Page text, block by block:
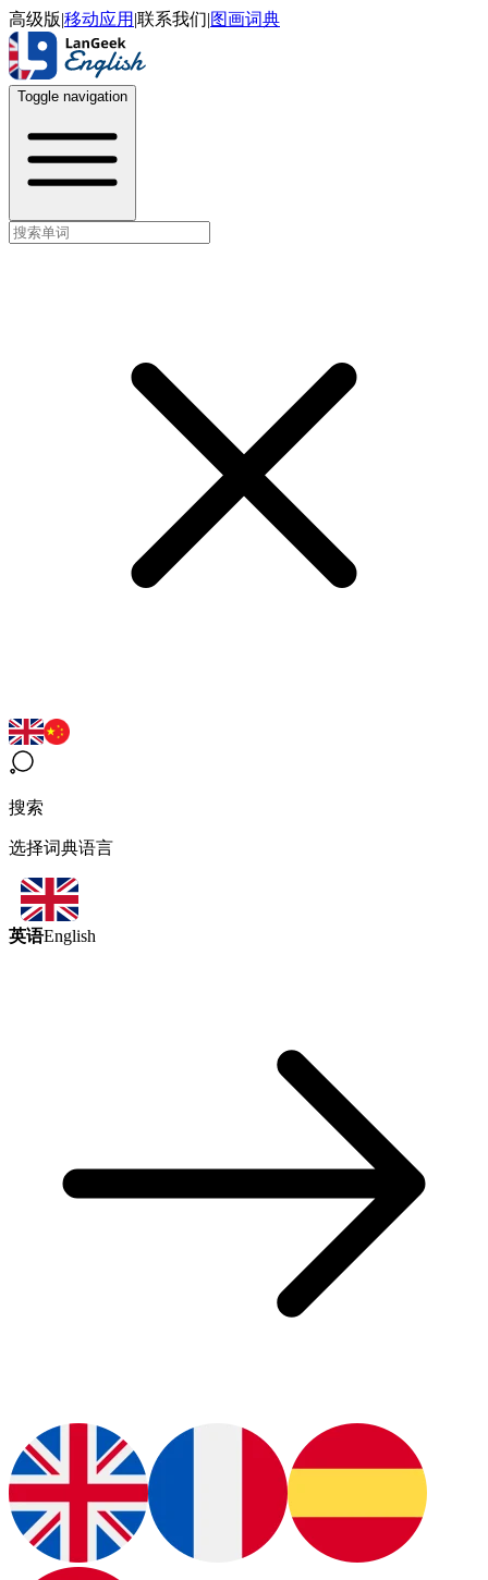
高级版|移动应用 |联系我们|图画词典
Toggle navigation
搜索
选择词典语言
英语English